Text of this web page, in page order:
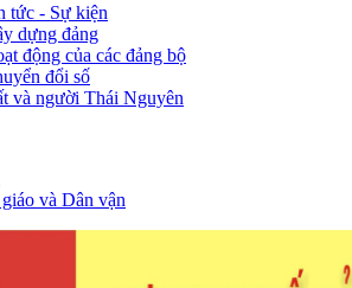
tức - Sự kiện
dựng đảng
động của các đảng bộ
đổi số
và người Thái Nguyên
và Dân vận